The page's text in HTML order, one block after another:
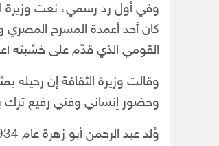
وفي أول رد رسمي، نعت وزيرة
كان أحد أعمدة المسرح المصري
القومي الذي قدّم على خشبته
وقالت وزيرة الثقافة إن رحيله
وحضور إنساني وفني رفيع ترك